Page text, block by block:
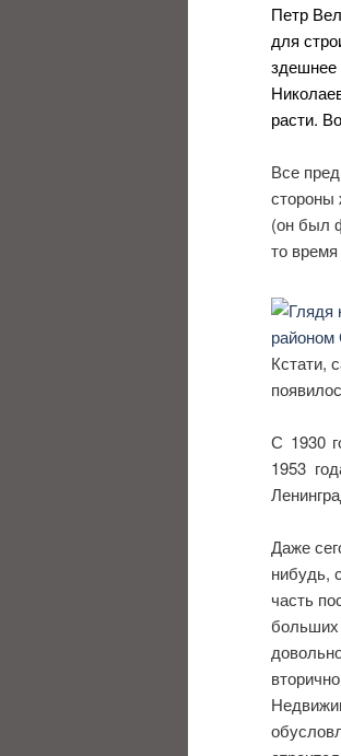
Петр
для
здешнее
расти.
Все
стороны
(он был
то
Кстати,
С 1930
1953
Даже
нибудь,
часть
больших